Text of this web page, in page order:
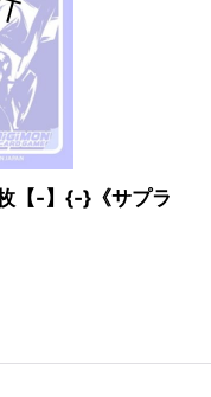
【-】{-}《サプラ